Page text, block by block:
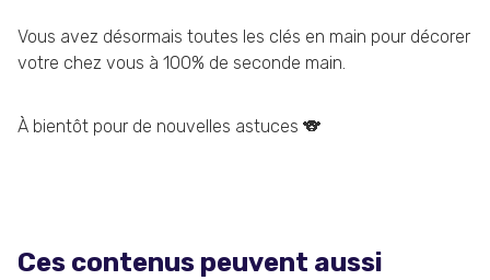
Vous avez désormais toutes les clés en main pour décorer
votre chez vous à 100% de seconde main.
À bientôt pour de nouvelles astuces 🐨
Ces contenus peuvent aussi